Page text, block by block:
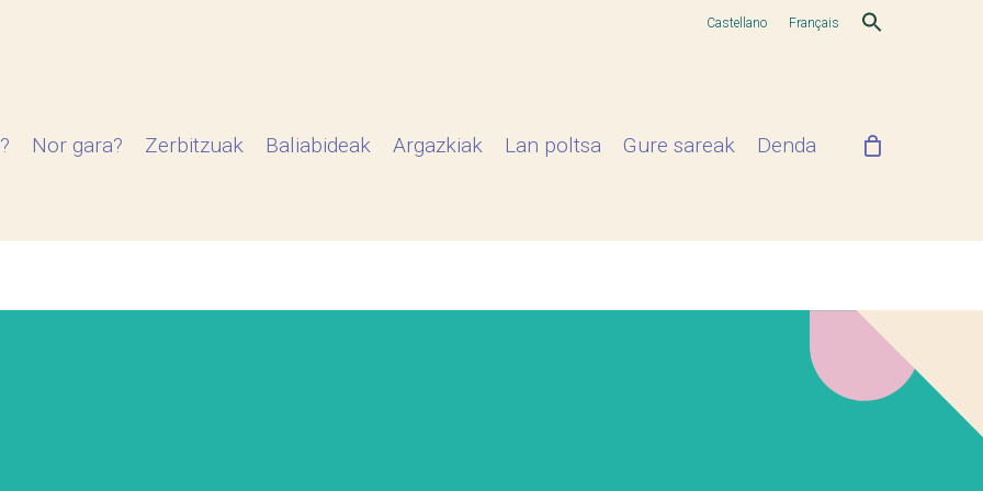
Castellano Français
Nor gara? Zerbitzuak Baliabideak Argazkiak Lan poltsa Gure sareak Denda